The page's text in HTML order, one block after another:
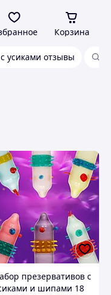
Корзина
усиками отзывы
презервативов с
и шипами 18